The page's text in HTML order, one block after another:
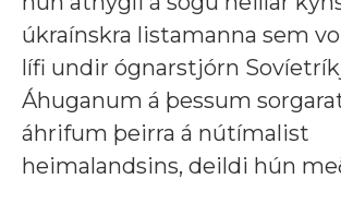
úkraínskra listamanna sem
lífi undir ógnarstjórn
Áhuganum á þessum
áhrifum þeirra á nútímalist
heimalandsins, deildi hún